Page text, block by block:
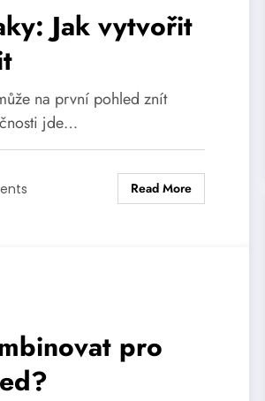
Jak vytvořit
na první pohled znít
jde…
Read More
pro